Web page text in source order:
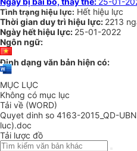
Tình trạng hiệu lực: Hết hiệu lực
Thời gian duy trì hiệu lực: 2213
Ngày hết hiệu lực: 25-01-2022
Ngôn ngữ:
Định dạng văn bản hiện có:
MỤC LỤC
Không có mục lục
Tải về (WORD)
Quyet dinh so 4163-2015_QD-
luc).doc
Tải lược đồ